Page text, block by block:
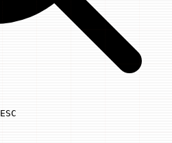
Use arrow keys to navigate results,
ESC